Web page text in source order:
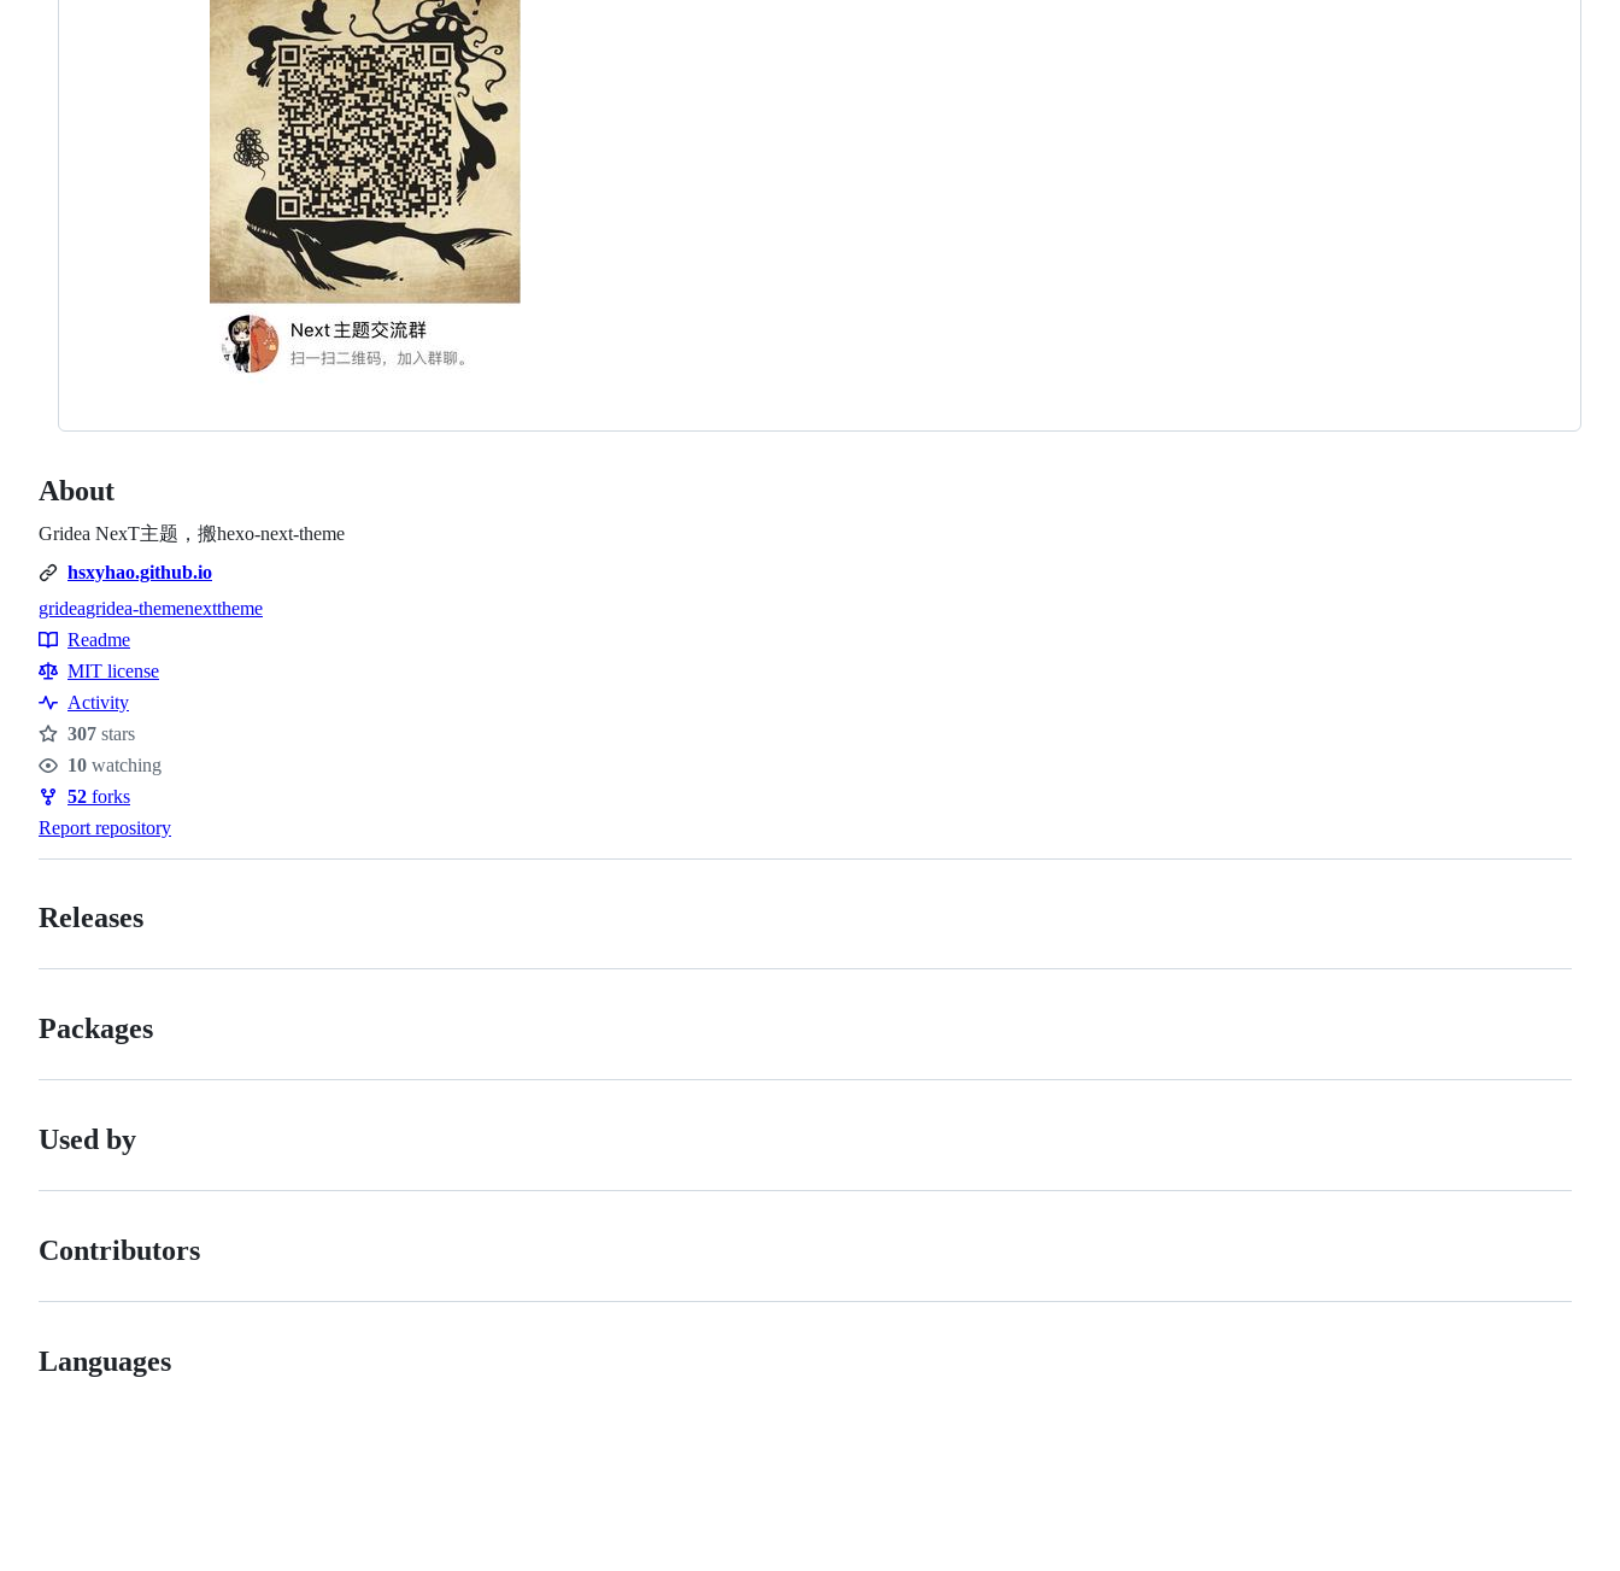
About
Gridea NexT主题，搬hexo-next-theme
hsxyhao.github.io
Topics
grideagridea-themenexttheme
Resources
Readme
MIT license
Activity
Stars
307 stars
Watchers
10 watching
Forks
52 forks
Report repository
Releases
Packages
Used by
Contributors
Languages